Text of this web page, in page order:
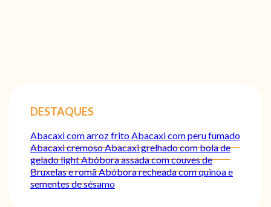
DESTAQUES
Abacaxi com arroz fritoAbacaxi com peru fumado
Abacaxi cremosoAbacaxi grelhado com bola de
gelado lightAbóbora assada com couves de
Bruxelas e romãAbóbora recheada com quinoa e
sementes de sésamo